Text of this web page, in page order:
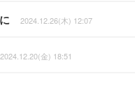
2024.12.26(木) 12:07
2024.12.20(金) 18:51